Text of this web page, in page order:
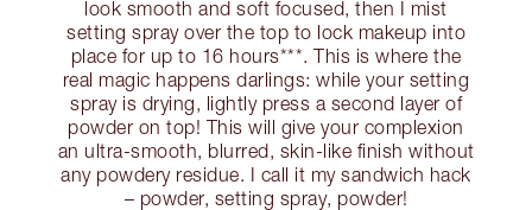
look smooth and soft focused, then I mist
setting spray over the top to lock makeup into
place for up to 16 hours***. This is where the
real magic happens darlings: while your setting
spray is drying, lightly press a second layer of
powder on top! This will give your complexion
an ultra-smooth, blurred, skin-like finish without
any powdery residue. I call it my sandwich hack
– powder, setting spray, powder!